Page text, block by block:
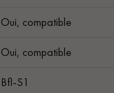
Oui, compatible
Oui, compatible
Bfl-S1